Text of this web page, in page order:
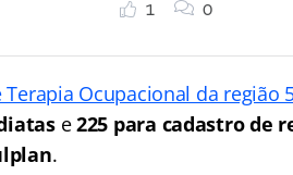
1 0
Ocupacional da região
e225 para cadastro de
.